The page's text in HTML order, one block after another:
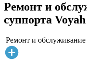
Ремонт и
суппорта
Ремонт и обслуживание